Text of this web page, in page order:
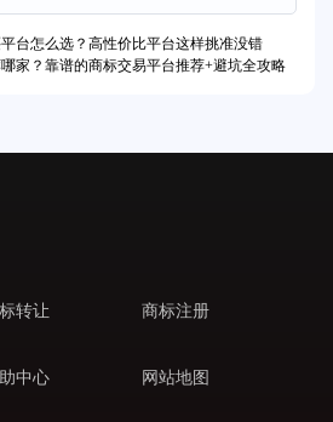
台怎么选？高性价比平台这样挑准没错
家？靠谱的商标交易平台推荐+避坑全攻略
转让 商标注册
中心 网站地图